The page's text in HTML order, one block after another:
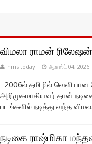
விமலா ராமன்
nms today ஆகஸ்ட் 04, 2026
2006ல் தமிழில்
அறிமுகமாகியவர் தான்
படங்களில் நடித்து வந்த
நடிகை ராஷ்மிகா